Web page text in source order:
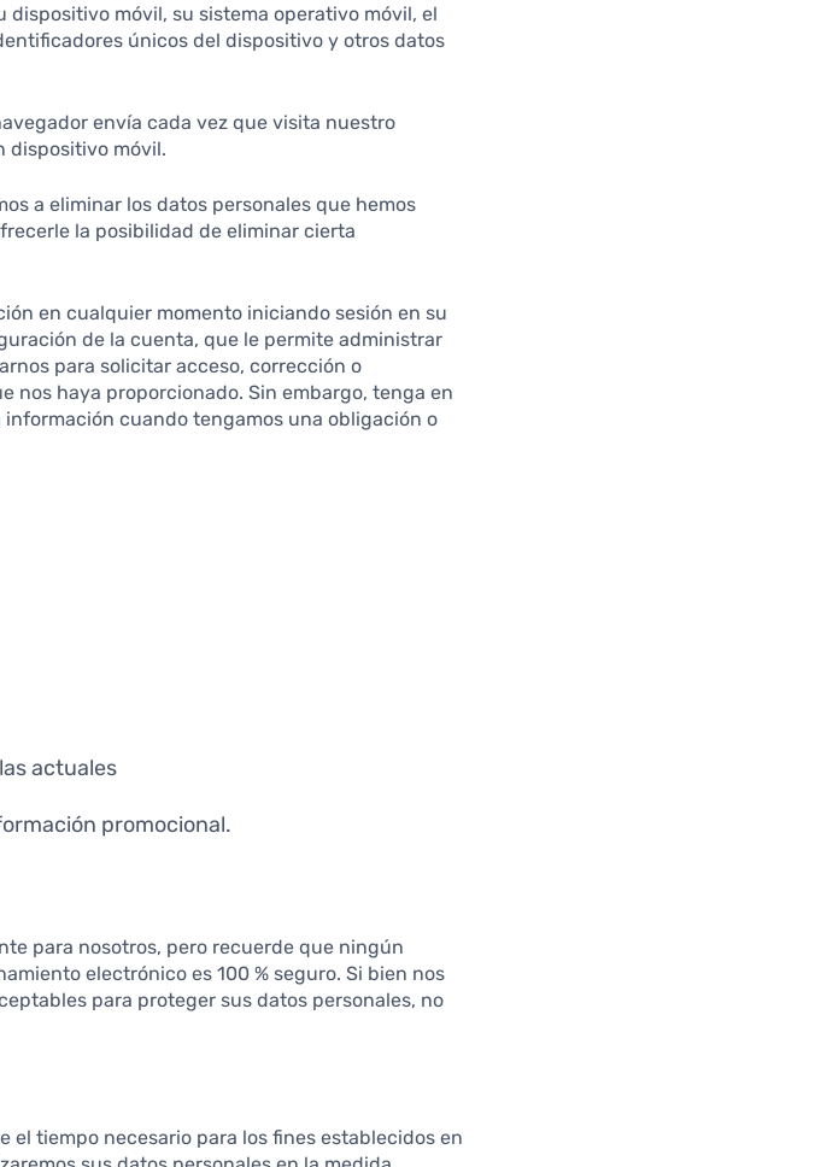
móvil, su sistema operativo móvil, el
únicos del dispositivo y otros datos
envía cada vez que visita nuestro
dispositivo móvil.
a eliminar los datos personales que hemos
la posibilidad de eliminar cierta
en cualquier momento iniciando sesión en su
de la cuenta, que le permite administrar
para solicitar acceso, corrección o
nos haya proporcionado. Sin embargo, tenga en
cuando tengamos una obligación o
actuales
promocional.
para nosotros, pero recuerde que ningún
electrónico es 100 % seguro. Si bien nos
para proteger sus datos personales, no
el tiempo necesario para los fines establecidos en